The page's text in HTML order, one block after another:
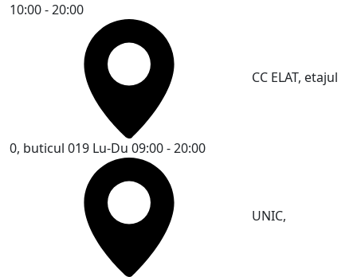
10:00 - 20:00
CC ELAT, etajul
0, buticul 019 Lu-Du 09:00 - 20:00
UNIC,